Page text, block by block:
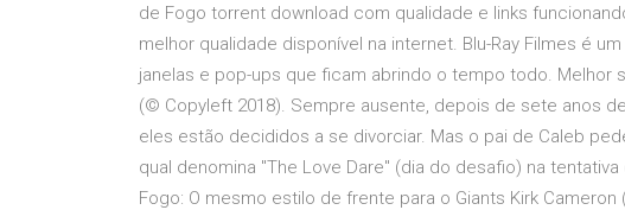
de Fogo torrent download com qualidade e links
melhor qualidade disponível na internet. Blu-Ray Filmes é
janelas e pop-ups que ficam abrindo o tempo todo. Melhor
(© Copyleft 2018). Sempre ausente, depois de sete anos
eles estão decididos a se divorciar. Mas o pai de Caleb
qual denomina "The Love Dare" (dia do desafio) na
Fogo: O mesmo estilo de frente para o Giants Kirk